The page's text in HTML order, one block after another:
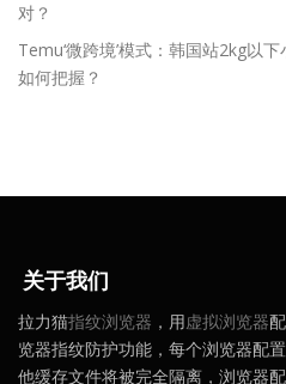
对？
Temu‘微跨境’模式：韩国站2kg以
如何把握？
关于我们
拉力猫指纹浏览器 ，用虚拟浏览器
览器指纹防护功能，每个浏览器配
他缓存文件将被完全隔离，浏览器